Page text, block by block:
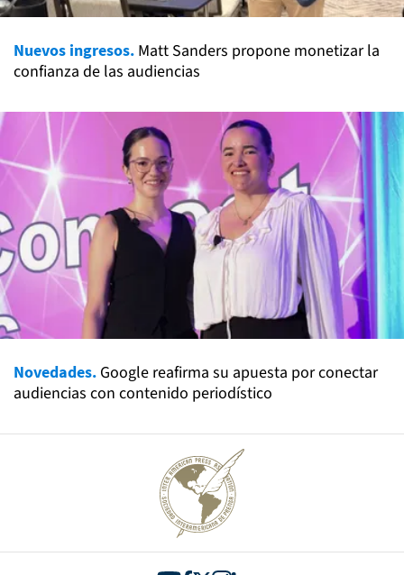
Nuevos ingresos. Matt Sanders propone monetizar la
confianza de las audiencias
Novedades. Google reafirma su apuesta por conectar
audiencias con contenido periodístico